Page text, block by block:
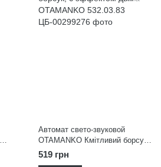
Автомат свето-звуковой
OTAMANKO Кмітливий борсук,
с эффектом дыма OTAMANKO
532.03.83
519 грн